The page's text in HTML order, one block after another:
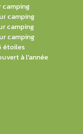
camping
camping
camping
camping
étoiles
à l'année